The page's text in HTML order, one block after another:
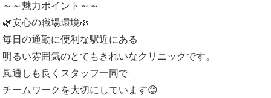
～～魅力ポイント～～
🌿安心の職場環境🌿
毎日の通勤に便利な駅近にある
明るい雰囲気のとてもきれいなクリニックです。
風通しも良くスタッフ一同で
チームワークを大切にしています😊